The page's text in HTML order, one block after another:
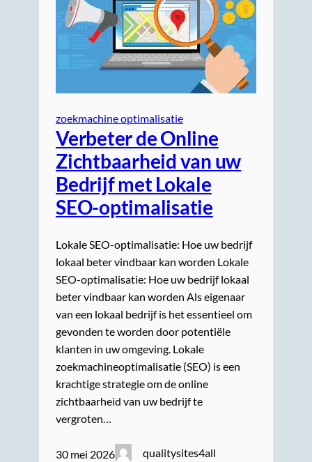
zoekmachine optimalisatie
Verbeter de Online
Zichtbaarheid van uw
Bedrijf met Lokale
SEO-optimalisatie
Lokale SEO-optimalisatie: Hoe uw bedrijf
lokaal beter vindbaar kan worden Lokale
SEO-optimalisatie: Hoe uw bedrijf lokaal
beter vindbaar kan worden Als eigenaar
van een lokaal bedrijf is het essentieel om
gevonden te worden door potentiële
klanten in uw omgeving. Lokale
zoekmachineoptimalisatie (SEO) is een
krachtige strategie om de online
zichtbaarheid van uw bedrijf te
vergroten…
30 mei 2026 qualitysites4all